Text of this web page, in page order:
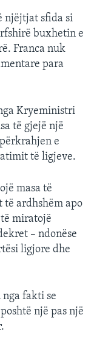
njëjtjat sfida si
buxhetin e
Franca nuk
para
Kryeministri
të gjejë një
e
të ligjeve.
masa të
ardhshëm apo
miratojë
– ndonëse
ligjore dhe
fakti se
një pas një